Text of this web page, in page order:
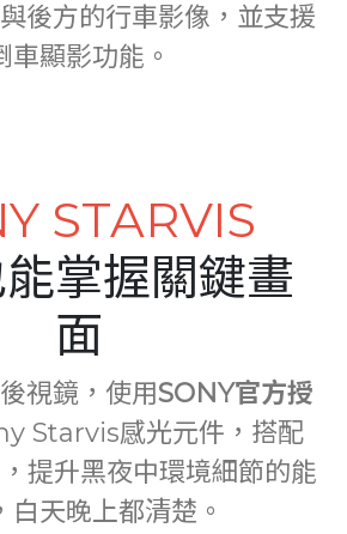
後方的行車影像，並支援
車顯影功能。
STARVIS
掌握關鍵畫
面
視鏡，使用SONY官方授
Starvis感光元件，搭配
提升黑夜中環境細節的能
白天晚上都清楚。